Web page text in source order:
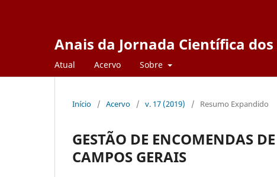
Anais da Jornada Científica dos
Atual Acervo Sobre
Início / Acervo / v. 17 (2019) / Resumo Expandido
GESTÃO DE ENCOMENDAS
CAMPOS GERAIS